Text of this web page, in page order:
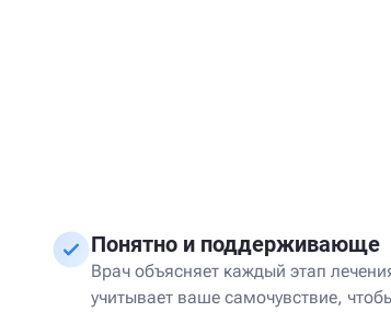
Понятно и поддерживающе
Врач объясняет каждый этап
учитывает ваше самочувствие,